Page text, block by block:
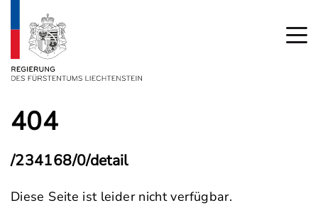
404
/234168/0/detail
Diese Seite ist leider nicht verfügbar.